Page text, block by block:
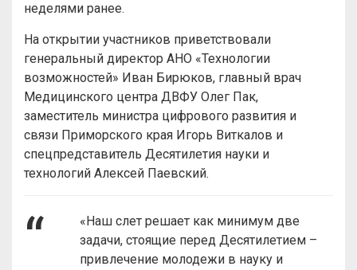
неделями ранее.
На открытии участников приветствовали
генеральный директор АНО «Технологии
возможностей» Иван Бирюков, главный врач
Медицинского центра ДВФУ Олег Пак,
заместитель министра цифрового развития и
связи Приморского края Игорь Виткалов и
спецпредставитель Десятилетия науки и
технологий Алексей Паевский.
«Наш слет решает как минимум две
задачи, стоящие перед Десятилетием –
привлечение молодежи в науку и